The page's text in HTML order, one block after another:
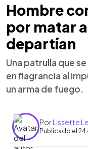
Hombre
por matar
departían
Una patrulla que
en flagrancia al
un arma de fuego.
PorLissette
Publicado el